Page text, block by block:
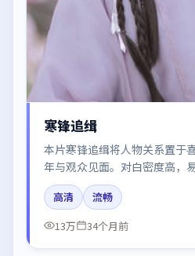
寒锋追缉
本片寒锋追缉将人物关系置于
年与观众见面。对白密度高，
颖的台词节奏值得关注；整体
摄影。
高清
流畅
13万
34个月前